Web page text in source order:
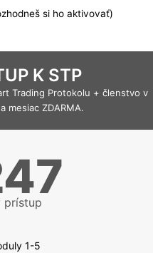
si ho aktivovať)
K STP
Trading Protokolu + členstvo v
mesiac ZDARMA.
prístup
1-5